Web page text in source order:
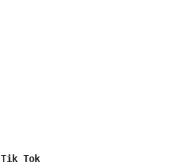
Tik Tok